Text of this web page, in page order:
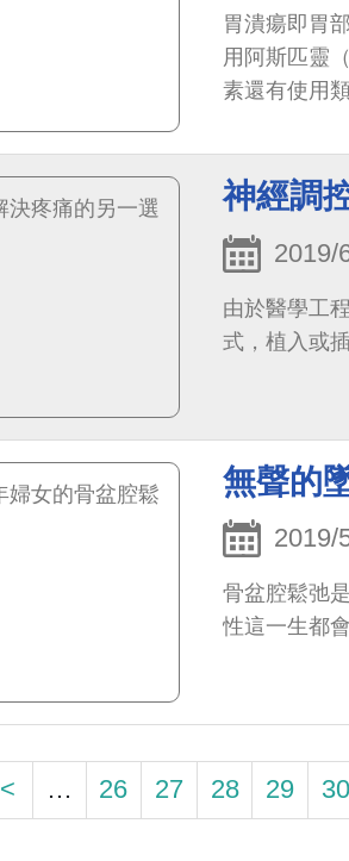
胃潰瘍即胃
用阿斯匹靈
素還有使用
神經調
2019/
由於醫學工
式，植入或
無聲的
2019/
骨盆腔鬆弛
性這一生都
< … 26 27 28 29 30